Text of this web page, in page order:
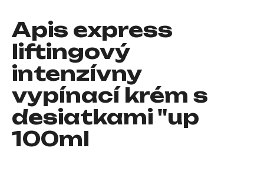
Apis express
liftingový
intenzívny
vypínací krém s
desiatkami "up
100ml
j
s
ť
?